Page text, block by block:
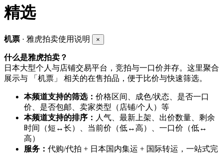
精选
机票 · 雅虎拍卖使用说明 ×
什么是雅虎拍卖？
日本大型个人与店铺交易平台，竞拍与一口价并存。这里聚合
展示与 「机票」 相关的在售拍品，便于比价与快速筛选。
本频道支持的筛选： 价格区间、成色/状态、是否一口
价、是否包邮、卖家类型（店铺/个人）等
本频道支持的排序： 人气、最新上架、出价数量、剩余
时间（短↔长）、当前价（低↔高）、一口价（低↔
高）
服务： 代购/代拍 + 日本国内集运 + 国际转运，一站式完